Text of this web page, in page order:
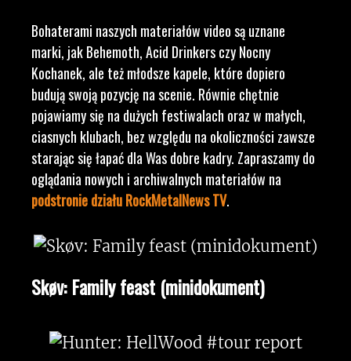
Bohaterami naszych materiałów video są uznane
marki, jak Behemoth, Acid Drinkers czy Nocny
Kochanek, ale też młodsze kapele, które dopiero
budują swoją pozycję na scenie. Równie chętnie
pojawiamy się na dużych festiwalach oraz w małych,
ciasnych klubach, bez względu na okoliczności zawsze
starając się łapać dla Was dobre kadry. Zapraszamy do
oglądania nowych i archiwalnych materiałów na
podstronie działu RockMetalNews TV.
Skøv: Family feast (minidokument)